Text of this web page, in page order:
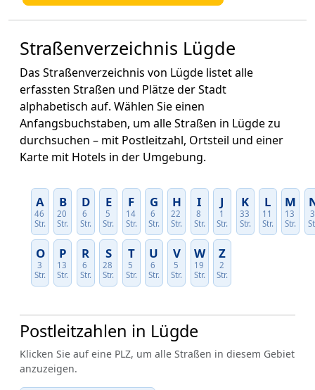
Straßenverzeichnis Lügde
Das Straßenverzeichnis von Lügde listet alle
erfassten Straßen und Plätze der Stadt
alphabetisch auf. Wählen Sie einen
Anfangsbuchstaben, um alle Straßen in Lügde zu
durchsuchen – mit Postleitzahl, Ortsteil und einer
Karte mit Hotels in der Umgebung.
A
46
Str.
B
20
Str.
D
6
Str.
E
5
Str.
F
14
Str.
G
6
Str.
H
22
Str.
I
8
Str.
J
1
Str.
K
33
Str.
L
11
Str.
M
13
Str.
O
3
Str.
P
13
Str.
R
6
Str.
S
28
Str.
T
5
Str.
U
6
Str.
V
5
Str.
W
19
Str.
Z
2
Str.
Postleitzahlen in Lügde
Klicken Sie auf eine PLZ, um alle Straßen in diesem Gebiet
anzuzeigen.